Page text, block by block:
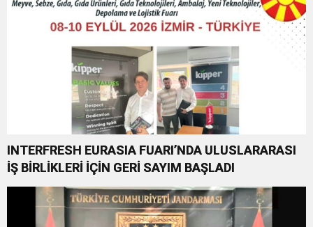
INTERFRESH EURASIA FUARI’NDA ULUSLARARASI
İŞ BİRLİKLERİ İÇİN GERİ SAYIM BAŞLADI